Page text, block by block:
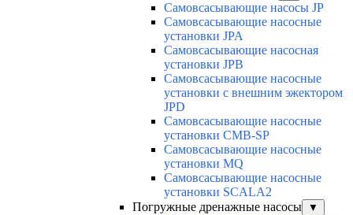
Самовсасывающие насосы JP
Самовсасывающие насосные
установки JPA
Самовсасывающие насосная
установки JPB
Самовсасывающие насосные
установки с внешним эжектором
JPD
Самовсасывающие насосные
установки CMB-SP
Самовсасывающие насосные
установки MQ
Cамовсасывающие насосные
установки SCALA2
Погружные дренажные насосы
▼